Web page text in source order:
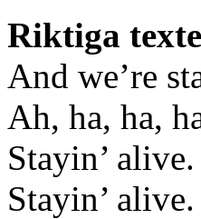
Riktiga
And we’re
Ah, ha, ha,
Stayin’ alive.
Stayin’ alive.